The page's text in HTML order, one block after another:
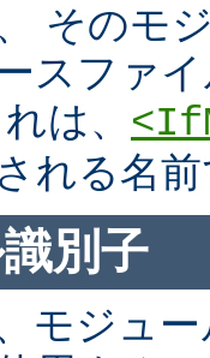
そのモ
スファ
は、
れる名
別子
モジュ